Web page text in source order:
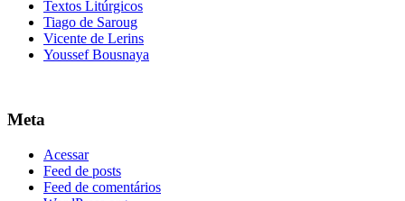
Textos Litúrgicos
Tiago de Saroug
Vicente de Lerins
Youssef Bousnaya
Meta
Acessar
Feed de posts
Feed de comentários